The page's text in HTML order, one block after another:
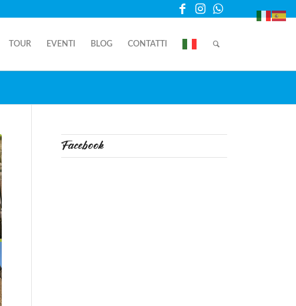
TOUR EVENTI BLOG CONTATTI
Facebook